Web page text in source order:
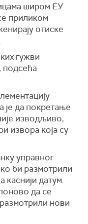
широм ЕУ
приликом
отиске
гужви
подсећа
да покретање
изводљиво,
извора која су
управног
би размотрили
каснији датум.
да се
нови